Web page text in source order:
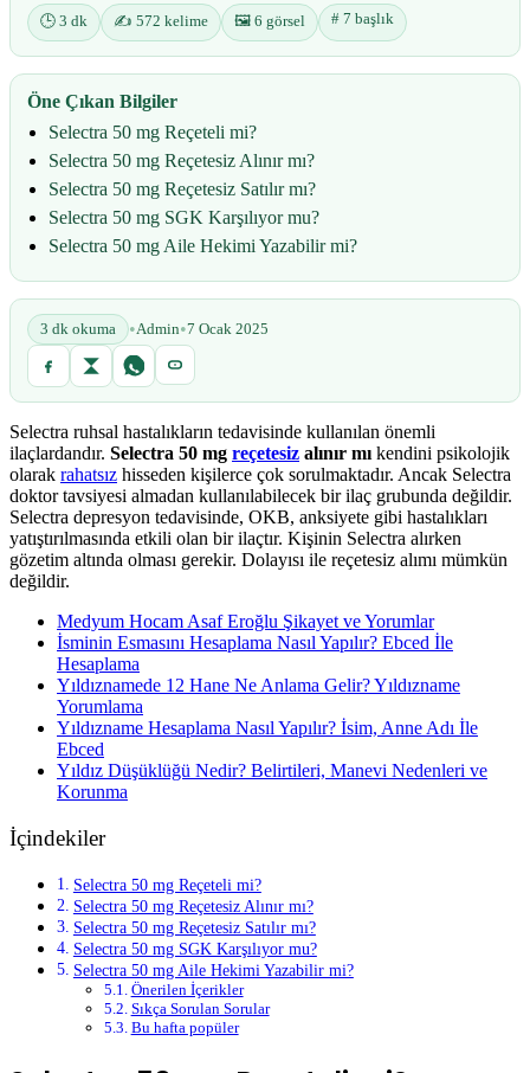
🕒 3 dk ✍️ 572 kelime 🖼️ 6 görsel # 7 başlık
Öne Çıkan Bilgiler
Selectra 50 mg Reçeteli mi?
Selectra 50 mg Reçetesiz Alınır mı?
Selectra 50 mg Reçetesiz Satılır mı?
Selectra 50 mg SGK Karşılıyor mu?
Selectra 50 mg Aile Hekimi Yazabilir mi?
3 dk okuma •Admin•7 Ocak 2025
Selectra ruhsal hastalıkların tedavisinde kullanılan önemli
ilaçlardandır. Selectra 50 mg reçetesiz alınır mı kendini psikolojik
olarak rahatsız hisseden kişilerce çok sorulmaktadır. Ancak Selectra
doktor tavsiyesi almadan kullanılabilecek bir ilaç grubunda değildir.
Selectra depresyon tedavisinde, OKB, anksiyete gibi hastalıkları
yatıştırılmasında etkili olan bir ilaçtır. Kişinin Selectra alırken
gözetim altında olması gerekir. Dolayısı ile reçetesiz alımı mümkün
değildir.
Medyum Hocam Asaf Eroğlu Şikayet ve Yorumlar
İsminin Esmasını Hesaplama Nasıl Yapılır? Ebced İle
Hesaplama
Yıldıznamede 12 Hane Ne Anlama Gelir? Yıldızname
Yorumlama
Yıldızname Hesaplama Nasıl Yapılır? İsim, Anne Adı İle
Ebced
Yıldız Düşüklüğü Nedir? Belirtileri, Manevi Nedenleri ve
Korunma
İçindekiler
Selectra 50 mg Reçeteli mi?
Selectra 50 mg Reçetesiz Alınır mı?
Selectra 50 mg Reçetesiz Satılır mı?
Selectra 50 mg SGK Karşılıyor mu?
Selectra 50 mg Aile Hekimi Yazabilir mi?
Önerilen İçerikler
Sıkça Sorulan Sorular
Bu hafta popüler